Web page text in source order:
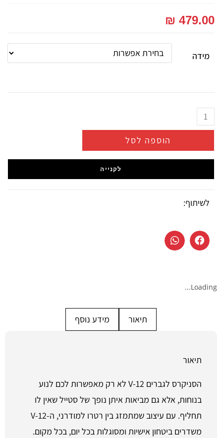
₪ 479.00
מידה
הוספה לסל
לקנייה
לשיתוף:
Loading...
תיאור מידע נוסף
תיאור
הסניקרס לגברים V-12 לא רק מאפשרות לכם לנוע
בנוחות, אלא גם מביאות איתן נופך של סטייל שאין לו
תחליף. עם עיצוב שמתמזג בין רטרו למודרני, ה-V-12
משדרים ביטחון אישיות ומסוגלות בכל יום, בכל מקום.